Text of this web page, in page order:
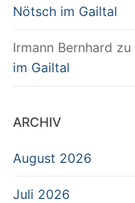
Nötsch im Gailtal
Irmann Bernhard zu
im Gailtal
ARCHIV
August 2026
Juli 2026